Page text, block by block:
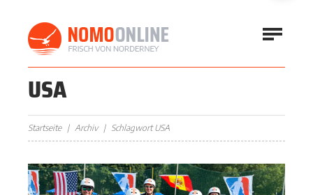
USA
Startseite Archiv Schlagwort USA